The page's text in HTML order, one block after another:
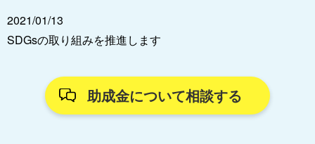
2021/01/13
SDGsの取り組みを推進します
助成金について相談する